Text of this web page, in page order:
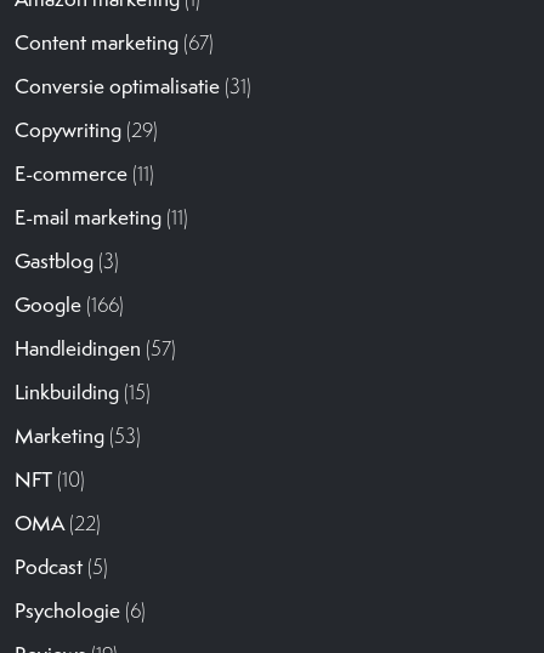
Content marketing (67)
Conversie optimalisatie (31)
Copywriting (29)
E-commerce (11)
E-mail marketing (11)
Gastblog (3)
Google (166)
Handleidingen (57)
Linkbuilding (15)
Marketing (53)
NFT (10)
OMA(22)
Podcast (5)
Psychologie (6)